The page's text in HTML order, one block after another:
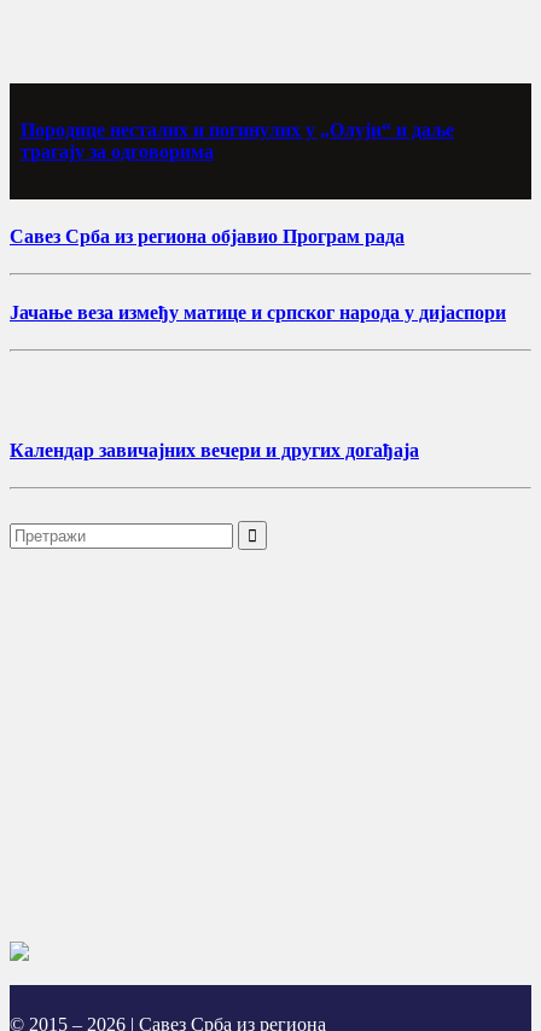
Породице несталих и погинулих у „Олуји“ и даље
трагају за одговорима
Савез Срба из региона објавио Програм рада
Јачање веза између матице и српског народа у дијаспори
Календар завичајних вечери и других догађаја
© 2015 – 2026 | Савез Срба из региона